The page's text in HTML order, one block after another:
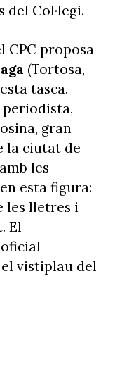
del Col·legi.
CPC proposa
(Tortosa,
tasca.
periodista,
gran
la ciutat de
les
esta figura:
les lletres i
El
el vistiplau del